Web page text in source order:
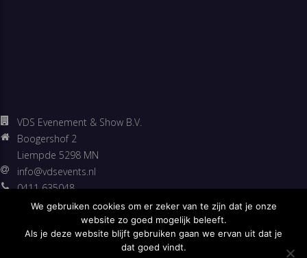
VDS Evenement & Show B.V.
Boogershof 2
Liempde 5298 MN
info@vdsevents.nl
0411 635048
06 53307500
https://vdsevents.nl
Facebook
We gebruiken cookies om er zeker van te zijn dat je onze
website zo goed mogelijk beleeft.
Als je deze website blijft gebruiken gaan we ervan uit dat je
dat goed vindt.